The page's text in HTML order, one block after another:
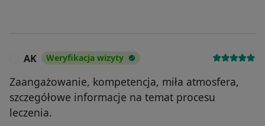
AK Weryfikacja wizyty
Zaangażowanie, kompetencja, miła atmosfera,
szczegółowe informacje na temat procesu
leczenia.